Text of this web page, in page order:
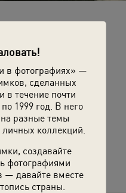
в фотографиях» —
сделанных
в течение почти
1999 год. В него
разные темы
коллекций.
создавайте
фотографиями
— давайте вместе
страны.
Туркмения»и видео